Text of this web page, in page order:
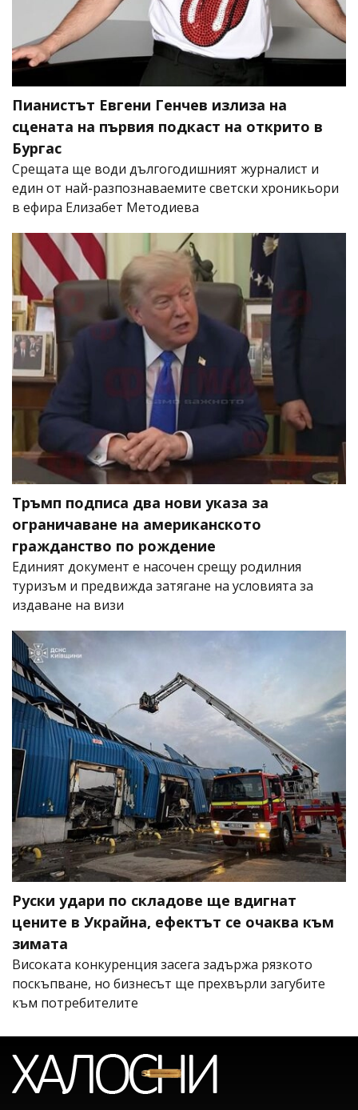
Пианистът Евгени Генчев излиза на
сцената на първия подкаст на открито в
Бургас
Срещата ще води дългогодишният журналист и
един от най-разпознаваемите светски хроникьори
в ефира Елизабет Методиева
Тръмп подписа два нови указа за
ограничаване на американското
гражданство по рождение
Единият документ е насочен срещу родилния
туризъм и предвижда затягане на условията за
издаване на визи
Руски удари по складове ще вдигнат
цените в Украйна, ефектът се очаква към
зимата
Високата конкуренция засега задържа рязкото
поскъпване, но бизнесът ще прехвърли загубите
към потребителите